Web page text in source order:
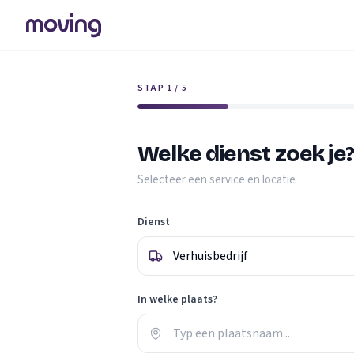
STAP 1 / 5
Welke dienst zoek je?
Selecteer een service en locatie
Dienst
In welke plaats?